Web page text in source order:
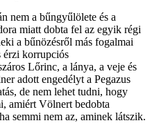
nem a bűngyűlölete és a
miatt dobta fel az egyik régi
a bűnözésről más fogalmai
érzi korrupciós
Lőrinc, a lánya, a veje és
adott engedélyt a Pegazus
de nem lehet tudni, hogy
amiért Völnert bedobta
semmi nem az, aminek látszik.